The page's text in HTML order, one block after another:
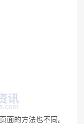
页面的方法也不同。